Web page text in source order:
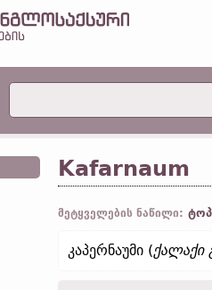
Kafarnaum
მეტყველების ნაწილი:
კაპერნაუმი (ქალაქი